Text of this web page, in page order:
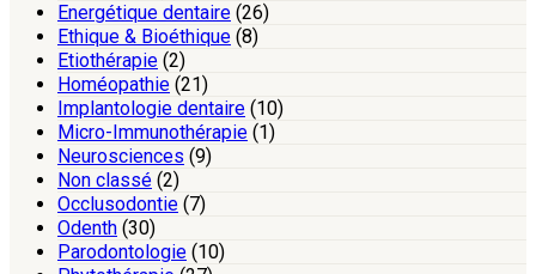
Energétique dentaire (26)
Ethique & Bioéthique (8)
Etiothérapie (2)
Homéopathie (21)
Implantologie dentaire (10)
Micro-Immunothérapie (1)
Neurosciences (9)
Non classé (2)
Occlusodontie (7)
Odenth (30)
Parodontologie (10)